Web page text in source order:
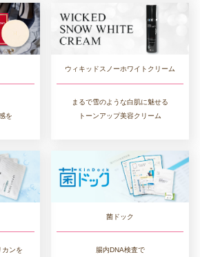
を
ウィキッドスノーホワイトクリーム
まるで雪のような白肌に魅せる
トーンアップ美容クリーム
カンを
菌ドック
腸内DNA検査で